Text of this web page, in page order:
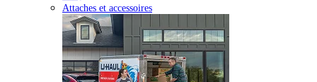
Attaches et accessoires